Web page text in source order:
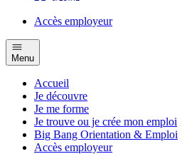
Accès employeur
Menu
Accueil
Je découvre
Je me forme
Je trouve ou je crée mon emploi
Big Bang Orientation & Emploi
Accès employeur